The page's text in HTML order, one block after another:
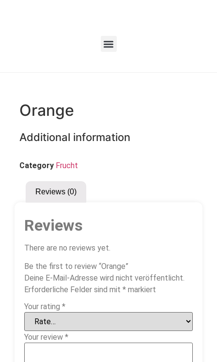
Orange
Additional information
Category Frucht
Reviews (0)
Reviews
There are no reviews yet.
Be the first to review “Orange”
Deine E-Mail-Adresse wird nicht veröffentlicht.
Erforderliche Felder sind mit * markiert
Your rating *
Your review *